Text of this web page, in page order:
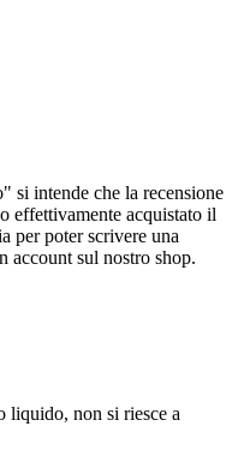
si intende che la recensione
effettivamente acquistato il
per poter scrivere una
account sul nostro shop.
liquido, non si riesce a